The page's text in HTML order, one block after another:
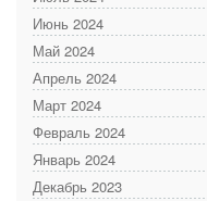
Июнь 2024
Май 2024
Апрель 2024
Март 2024
Февраль 2024
Январь 2024
Декабрь 2023